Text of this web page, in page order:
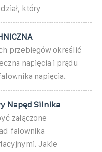
który
przebiegów określić
napięcia i prądu
napięcia.
Napęd Silnika
załączone
falownika
Jakie